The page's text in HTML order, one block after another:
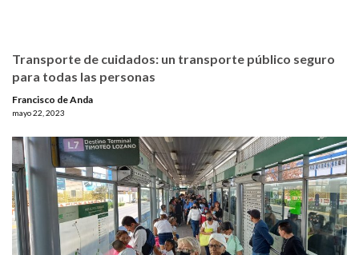
Transporte de cuidados: un transporte público seguro
para todas las personas
Francisco de Anda
mayo 22, 2023